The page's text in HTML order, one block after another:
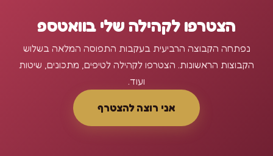
הצטרפו לקהילה שלי בוואטספ
נפתחה הקבוצה הרביעית בעקבות התפוסה המלאה בשלוש
הקבוצות הראשונות. הצטרפו לקהילה לטיפים, מתכונים, שיטות
ועוד.
אני רוצה להצטרף